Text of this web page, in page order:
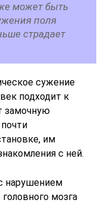
может быть
поля
страдает
сужение
подходит к
замочную
им
с ней.
нарушением
мозга